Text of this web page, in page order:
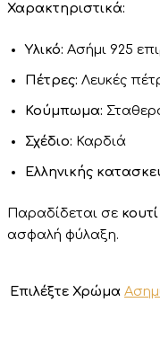
Χαρακτηριστικά:
Υλικό: Ασήμι 925
Πέτρες: Λευκές
Κούμπωμα:
Σχέδιο: Καρδιά
Ελληνικής
Παραδίδεται σε
ασφαλή φύλαξη.
Επιλέξτε Χρώμα